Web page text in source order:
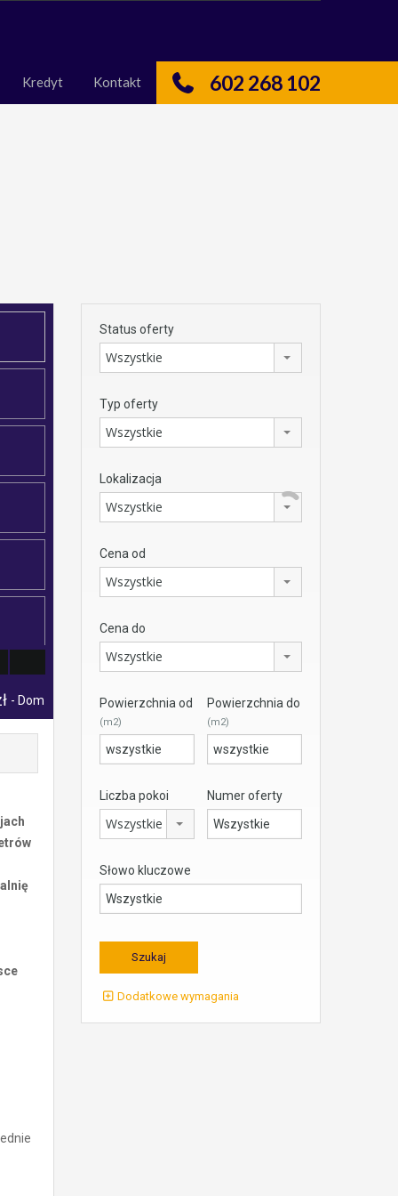
602 268 102
Kredyt Kontakt
- Dom
Status oferty
Wszystkie
Typ oferty
Wszystkie
Lokalizacja
Wszystkie
Cena od
Wszystkie
Cena do
Wszystkie
Powierzchnia od
(m2)
Powierzchnia do
(m2)
Liczba pokoi
Wszystkie
Numer oferty
Słowo kluczowe
Dodatkowe wymagania